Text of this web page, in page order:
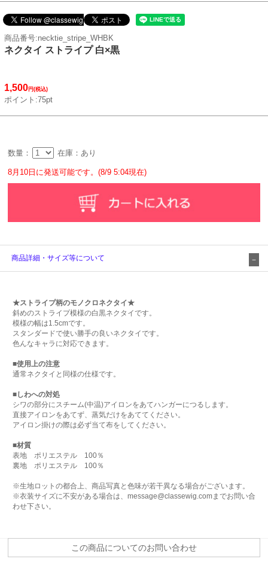
商品番号:necktie_stripe_WHBK
ネクタイ ストライプ 白×黒
1,500円(税込)
ポイント:75pt
数量： 在庫：あり
8月10日に発送可能です。(8/9 5:04現在)
商品詳細・サイズ等について
★ストライプ柄のモノクロネクタイ★
斜めのストライプ模様の白黒ネクタイです。
模様の幅は1.5cmです。
スタンダードで使い勝手の良いネクタイです。
色んなキャラに対応できます。
■使用上の注意
通常ネクタイと同様の仕様です。
■しわへの対処
シワの部分にスチーム(中温)アイロンをあてハンガーにつるします。
直接アイロンをあてず、蒸気だけをあててください。
アイロン掛けの際は必ず当て布をしてください。
■材質
表地 ポリエステル 100％
裏地 ポリエステル 100％
※生地ロットの都合上、商品写真と色味が若干異なる場合がございます。
※衣装サイズに不安がある場合は、message@classewig.comまでお問い合
わせ下さい。
この商品についてのお問い合わせ